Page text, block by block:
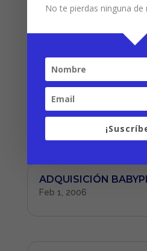
Dic 31, 2006
IMPLANTACIÓN ERP
Mar 1, 2006
ADQUISICIÓN
Feb 1, 2006
No te pierdas ninguna